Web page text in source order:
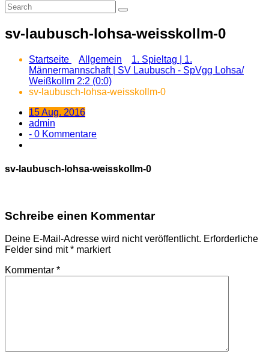
sv-laubusch-lohsa-weisskollm-0
Startseite Allgemein
1. Spieltag | 1.
Männermannschaft | SV Laubusch - SpVgg Lohsa/
Weißkollm 2:2 (0:0)
sv-laubusch-lohsa-weisskollm-0
15 Aug. 2016
admin
- 0 Kommentare
sv-laubusch-lohsa-weisskollm-0
Schreibe einen Kommentar
Deine E-Mail-Adresse wird nicht veröffentlicht. Erforderliche
Felder sind mit* markiert
Kommentar *